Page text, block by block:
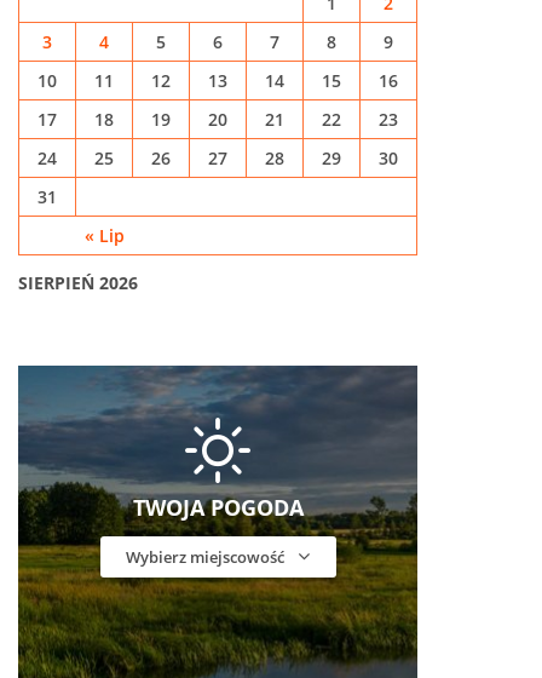
SIERPIEŃ 2026
« Lip
3
4 5 6 7 8
9
10
11 12 13 14 15
16
17
18 19 20 21 22
23
24
25 26 27 28 29
30
31
TWOJA POGODA
Wybierz miejscowość